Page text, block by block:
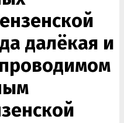
далёкая и